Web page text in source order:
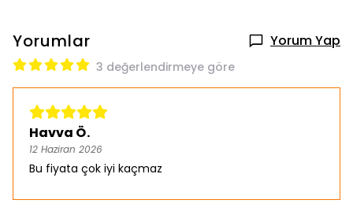
Yorumlar Yorum Yap
3 değerlendirmeye göre
Havva Ö.
12 Haziran 2026
Bu fiyata çok iyi kaçmaz